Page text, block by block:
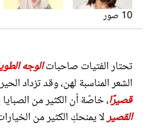
قصَات شعر للشعر القصير
قصَات شعر للشعر القصير
10 صور
تحتار الفتيات صاحباتالوجه
الشعر المناسبة لهن، وقد تزداد
قصيرًا، خاصًة أن الكثير من
القصيرلا يمنحكِ الكثير من
مجلة سيدتي
غلاف